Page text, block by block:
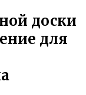
доски
для